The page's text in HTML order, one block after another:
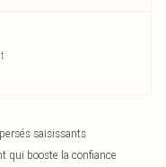
saisissants
qui booste la confiance